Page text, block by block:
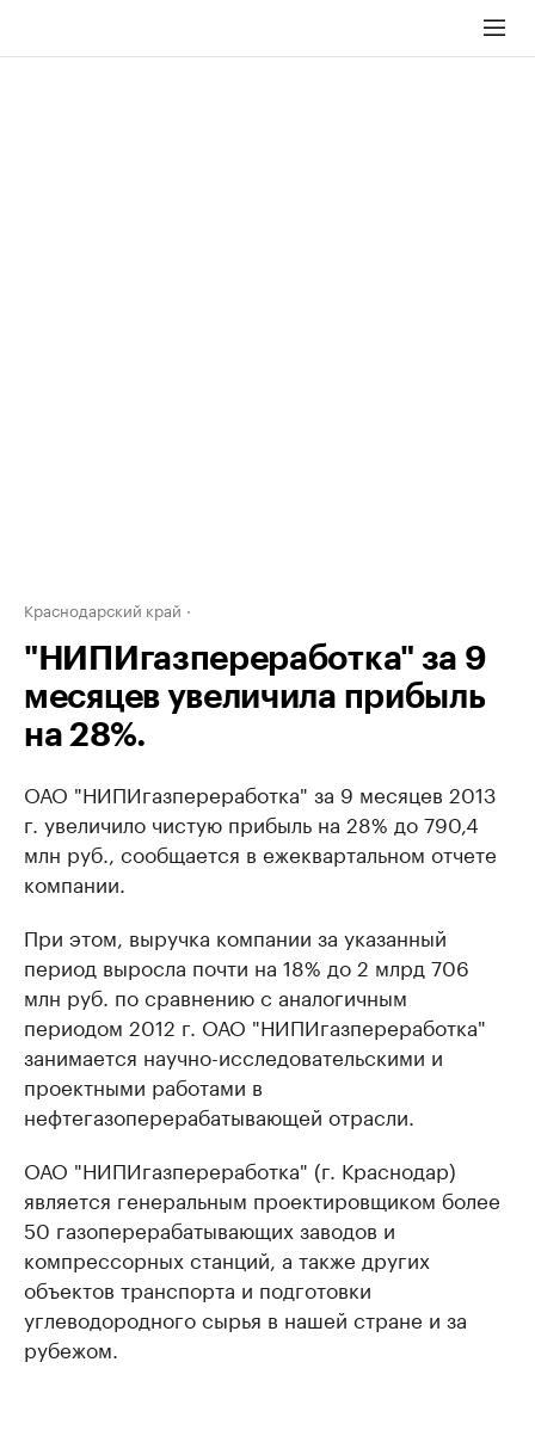
Краснодарский край
"НИПИгазпереработка" за 9
месяцев увеличила прибыль
на 28%.
ОАО "НИПИгазпереработка" за 9 месяцев 2013
г. увеличило чистую прибыль на 28% до 790,4
млн руб., сообщается в ежеквартальном отчете
компании.
При этом, выручка компании за указанный
период выросла почти на 18% до 2 млрд 706
млн руб. по сравнению с аналогичным
периодом 2012 г. ОАО "НИПИгазпереработка"
занимается научно-исследовательскими и
проектными работами в
нефтегазоперерабатывающей отрасли.
ОАО "НИПИгазпереработка" (г. Краснодар)
является генеральным проектировщиком более
50 газоперерабатывающих заводов и
компрессорных станций, а также других
объектов транспорта и подготовки
углеводородного сырья в нашей стране и за
рубежом.